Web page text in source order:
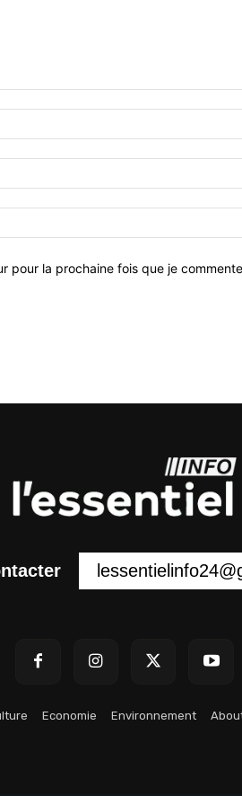
pour la prochaine fois que je
Economie Environnement